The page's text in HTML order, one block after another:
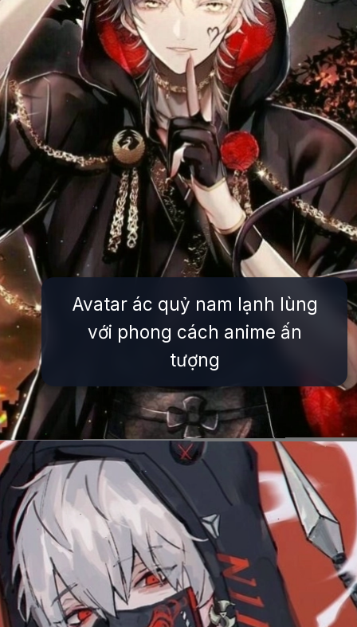
Avatar ác quỷ nam lạnh lùng
với phong cách anime ấn
tượng
Đang mởhttps://issiloo.edu.vn/avatar-ac-quy